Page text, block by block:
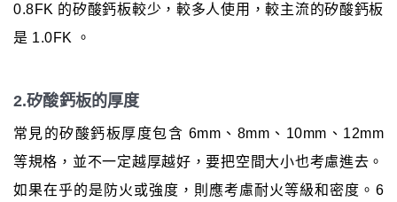
0.8FK 的矽酸鈣板較少，較多人使用，較主流的矽酸鈣板
是 1.0FK 。
2.矽酸鈣板的厚度
常見的矽酸鈣板厚度包含 6mm、8mm、10mm、12mm
等規格，並不一定越厚越好，要把空間大小也考慮進去。
如果在乎的是防火或強度，則應考慮耐火等級和密度。6